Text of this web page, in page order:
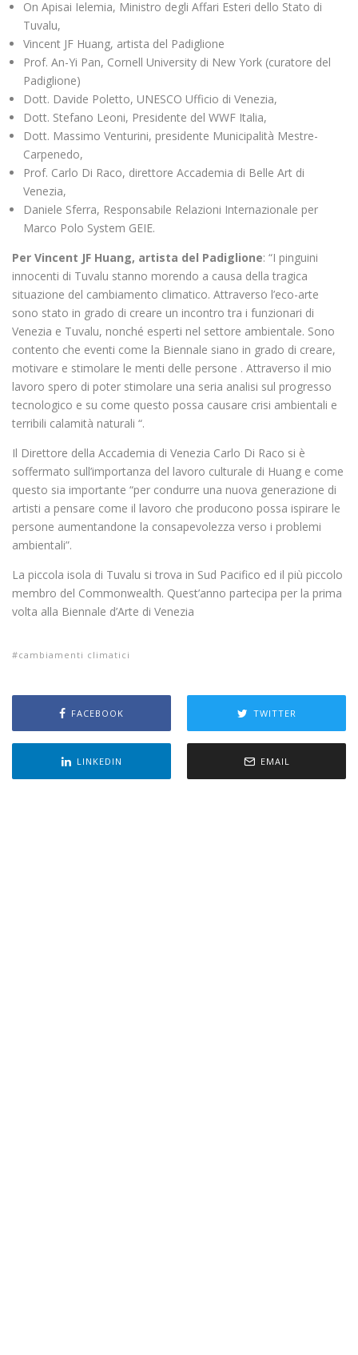
On Apisai Ielemia, Ministro degli Affari Esteri dello Stato di
Tuvalu,
Vincent JF Huang, artista del Padiglione
Prof. An-Yi Pan, Cornell University di New York (curatore del
Padiglione)
Dott. Davide Poletto, UNESCO Ufficio di Venezia,
Dott. Stefano Leoni, Presidente del WWF Italia,
Dott. Massimo Venturini, presidente Municipalità Mestre-
Carpenedo,
Prof. Carlo Di Raco, direttore Accademia di Belle Art di
Venezia,
Daniele Sferra, Responsabile Relazioni Internazionale per
Marco Polo System GEIE.
Per Vincent JF Huang, artista del Padiglione: “I pinguini
innocenti di Tuvalu stanno morendo a causa della tragica
situazione del cambiamento climatico. Attraverso l’eco-arte
sono stato in grado di creare un incontro tra i funzionari di
Venezia e Tuvalu, nonché esperti nel settore ambientale. Sono
contento che eventi come la Biennale siano in grado di creare,
motivare e stimolare le menti delle persone . Attraverso il mio
lavoro spero di poter stimolare una seria analisi sul progresso
tecnologico e su come questo possa causare crisi ambientali e
terribili calamità naturali “.
Il Direttore della Accademia di Venezia Carlo Di Raco si è
soffermato sull’importanza del lavoro culturale di Huang e come
questo sia importante “per condurre una nuova generazione di
artisti a pensare come il lavoro che producono possa ispirare le
persone aumentandone la consapevolezza verso i problemi
ambientali”.
La piccola isola di Tuvalu si trova in Sud Pacifico ed il più piccolo
membro del Commonwealth. Quest’anno partecipa per la prima
volta alla Biennale d’Arte di Venezia
cambiamenti climatici
FACEBOOK TWITTER
LINKEDIN EMAIL